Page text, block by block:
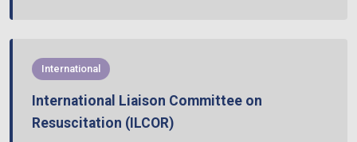
International
International Liaison Committee on
Resuscitation (ILCOR)